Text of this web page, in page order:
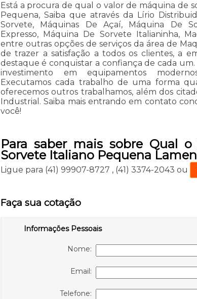
Está a procura de qual o valor de máquina de
Pequena, Saiba que através da Lírio
Sorvete, Máquinas De Açaí, Máquina De
Expresso, Máquina De Sorvete Italianinha,
entre outras opções de serviços da área de
de trazer a satisfação a todos os clientes, a
destaque é conquistar a confiança de cada um.
investimento em equipamentos
Executamos cada trabalho de uma forma
oferecemos outros trabalhamos, além dos
Industrial. Saiba mais entrando em contato
você!
Para saber mais sobre Qual
Sorvete Italiano Pequena
Ligue para (41) 99907-8727 , (41) 3374-2043 ou
Faça sua cotação
Informações Pessoais
Nome:
Email:
Telefone: